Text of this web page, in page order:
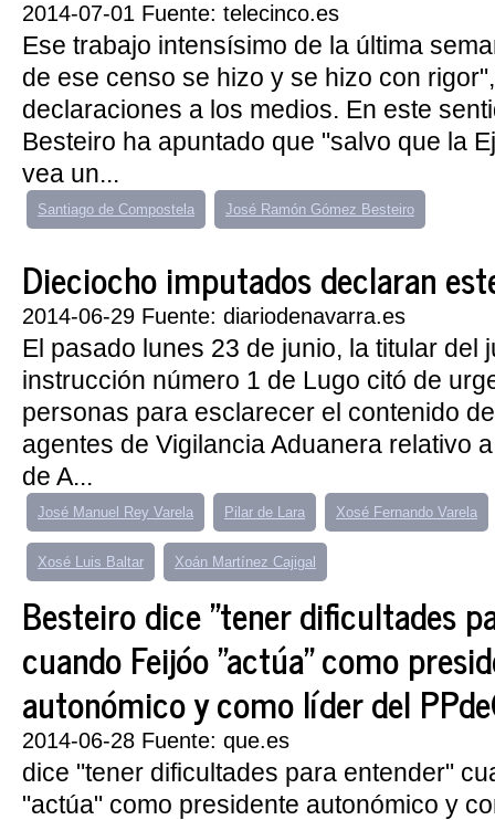
2014-07-01 Fuente: telecinco.es
Ese trabajo intensísimo de la última
de ese censo se hizo y se hizo con
declaraciones a los medios. En este
Besteiro ha apuntado que "salvo que la
vea un...
Santiago de Compostela José Ramón Gómez Besteiro
Dieciocho imputados declaran
2014-06-29 Fuente: diariodenavarra.es
El pasado lunes 23 de junio, la titular del
instrucción número 1 de Lugo citó de
personas para esclarecer el contenido
agentes de Vigilancia Aduanera relativo
de A...
José Manuel Rey Varela Pilar de Lara Xosé Fernando Varela
Xosé Luis Baltar Xoán Martínez Cajigal
Besteiro dice "tener dificultades
cuando Feijóo "actúa" como
autonómico y como líder del
2014-06-28 Fuente: que.es
dice "tener dificultades para entender"
"actúa" como presidente autonómico y